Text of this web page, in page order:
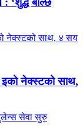
इको नेक्स्टको साथ,